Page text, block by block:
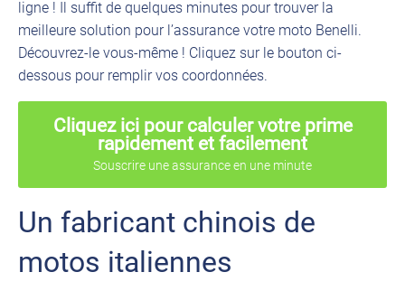
ligne ! Il suffit de quelques minutes pour trouver la
meilleure solution pour l’assurance votre moto Benelli.
Découvrez-le vous-même ! Cliquez sur le bouton ci-
dessous pour remplir vos coordonnées.
Cliquez ici pour calculer votre prime
rapidement et facilement
Souscrire une assurance en une minute
Un fabricant chinois de
motos italiennes